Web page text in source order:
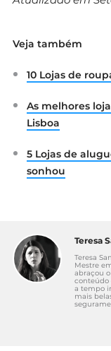
Veja também
10 Lojas de
As melhores
Lisboa
5 Lojas de
sonhou
Teresa
Teresa
Mestre
abraçou
conteúdo
a tempo
mais